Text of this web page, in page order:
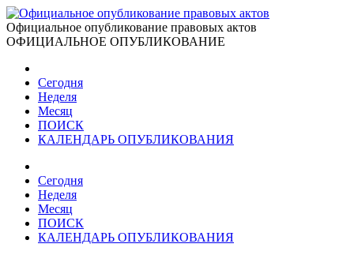
Официальное опубликование правовых актов
ОФИЦИАЛЬНОЕ ОПУБЛИКОВАНИЕ
Сегодня
Неделя
Месяц
ПОИСК
КАЛЕНДАРЬ ОПУБЛИКОВАНИЯ
Сегодня
Неделя
Месяц
ПОИСК
КАЛЕНДАРЬ ОПУБЛИКОВАНИЯ